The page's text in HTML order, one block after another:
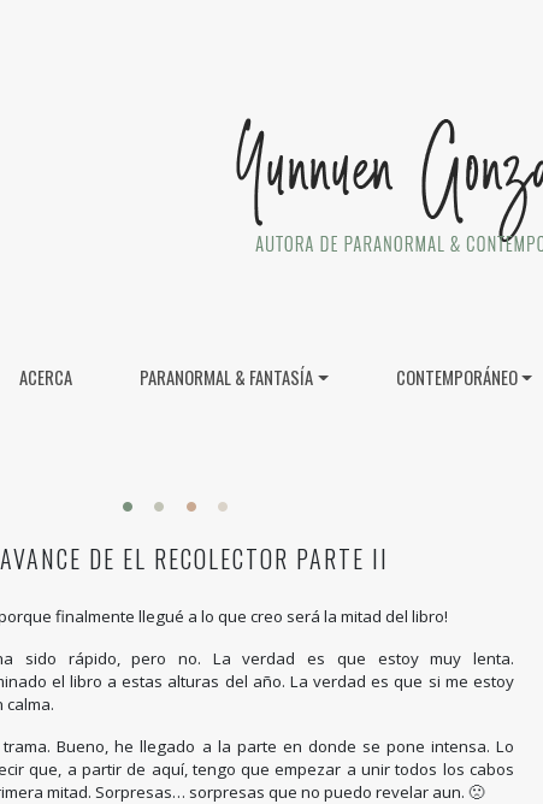
ACERCA PARANORMAL & FANTASÍA CONTEMPORÁNEO
DE EL RECOLECTOR PARTE II
finalmente llegué a lo que creo será la mitad del libro!
sido rápido, pero no. La verdad es que estoy muy lenta.
el libro a estas alturas del año. La verdad es que si me estoy
calma.
trama. Bueno, he llegado a la parte en donde se pone intensa. Lo
que, a partir de aquí, tengo que empezar a unir todos los cabos
mitad. Sorpresas… sorpresas que no puedo revelar aun. 🙁